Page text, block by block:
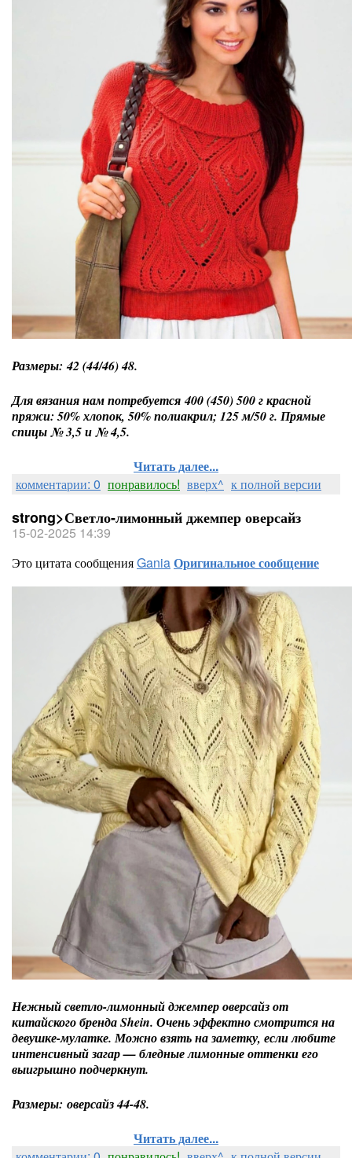
Размеры: 42 (44/46) 48.
Для вязания нам потребуется 400 (450) 500 г красной
пряжи: 50% хлопок, 50% полиакрил; 125 м/50 г. Прямые
спицы № 3,5 и № 4,5.
Читать далее...
комментарии: 0 понравилось! вверх^ к полной версии
strong>Светло-лимонный джемпер оверсайз
15-02-2025 14:39
Это цитата сообщенияGaniaОригинальное сообщение
Нежный светло-лимонный джемпер оверсайз от
китайского бренда Shein. Очень эффектно смотрится на
девушке-мулатке. Можно взять на заметку, если любите
интенсивный загар — бледные лимонные оттенки его
выигрышно подчеркнут.
Размеры: оверсайз 44-48.
Читать далее...